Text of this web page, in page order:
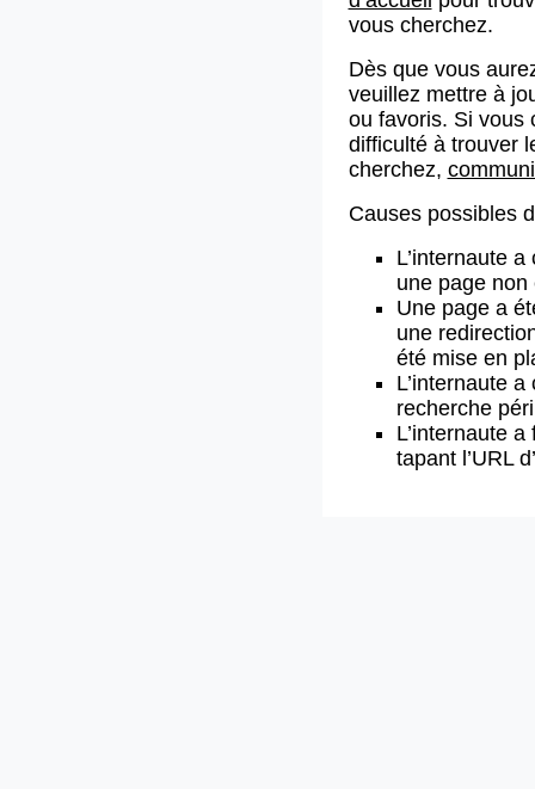
vous cherchez.
Dès que vous
veuillez mettre à
ou favoris. Si vous
difficulté à trouver
cherchez,
Causes possibles
L’internaute
une page non
Une page a
une
été mise en
L’internaute
recherche
L’internaute
tapant l’URL